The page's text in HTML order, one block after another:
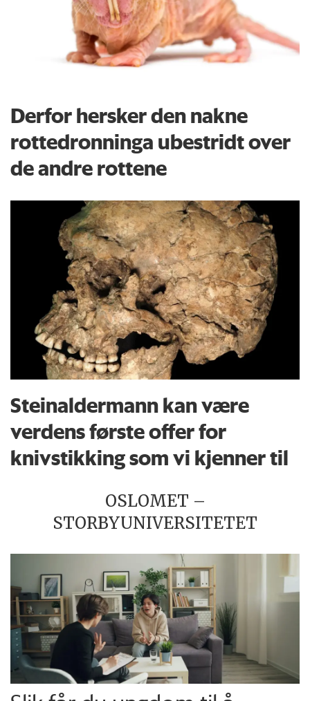
Derfor hersker den nakne
rottedronninga ubestridt over
de andre rottene
Steinaldermann kan være
verdens første offer for
knivstikking som vi kjenner til
OSLOMET –
STORBYUNIVERSITETET